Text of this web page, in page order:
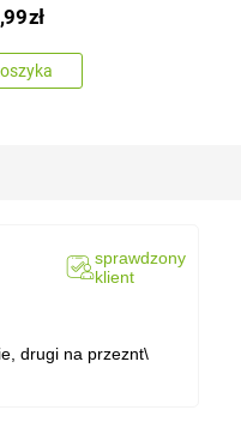
zł
sprawdzony
klient
drugi na przeznt\